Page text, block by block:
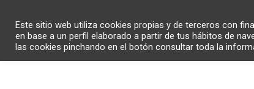
Este sitio web utiliza cookies propias y de terceros con
en base a un perfil elaborado a partir de tus hábitos de
las cookies pinchando en el botón consultar toda la